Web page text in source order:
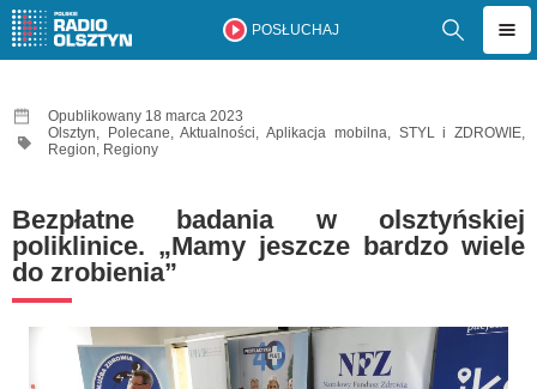
POSŁUCHAJ
Opublikowany 18 marca 2023
Olsztyn, Polecane,Aktualności,Aplikacja mobilna, STYL i ZDROWIE,
Region, Regiony
Bezpłatne badania w olsztyńskiej
poliklinice. „Mamy jeszcze bardzo wiele
do zrobienia”